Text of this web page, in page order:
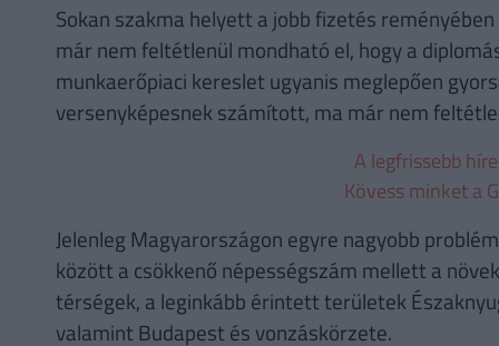
Sokan szakma helyett a jobb fizetés
már nem feltétlenül mondható el, hogy a
munkaerőpiaci kereslet ugyanis meglepően
versenyképesnek számított, ma már nem
A legfrissebb
Kövess minket a
Jelenleg Magyarországon egyre nagyobb
között a csökkenő népességszám mellett a
térségek, a leginkább érintett területek
valamint Budapest és vonzáskörzete.